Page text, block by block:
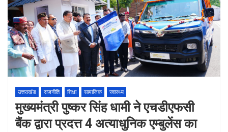
उत्तराखंड राजनीति शिक्षा सामाजिक स्वास्थ्य
मुख्यमंत्री पुष्कर सिंह धामी ने एचडीएफसी
बैंक द्वारा प्रदत्त 4 अत्याधुनिक एम्बुलेंस का